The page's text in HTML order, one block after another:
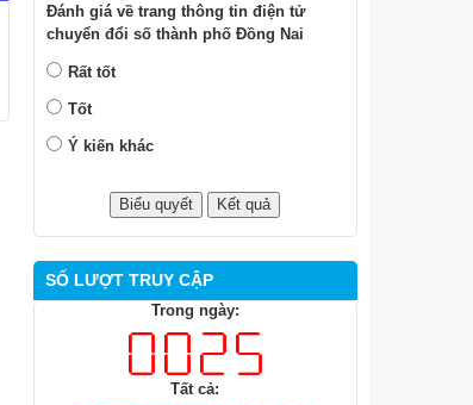
Đánh giá về trang thông tin điện tử
chuyển đổi số thành phố Đồng Nai
Rất tốt
Tốt
Ý kiến khác
SỐ LƯỢT TRUY CẬP
Trong ngày:
Tất cả: